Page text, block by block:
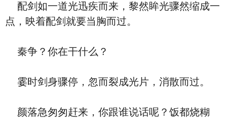
配剑如一道光迅疾而来，黎然眸光骤然缩成一
点，映着配剑就要当胸而过。
秦争？你在干什么？
霎时剑身骤停，忽而裂成光片，消散而过。
颜落急匆匆赶来，你跟谁说话呢？饭都烧糊